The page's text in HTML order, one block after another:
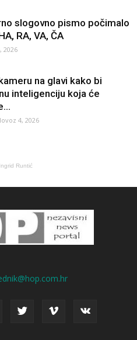
slogovno pismo počimalo
RA, VA, ČA
2026
na glavi kako bi
inteligenciju koja će
4, 2026
Runtić